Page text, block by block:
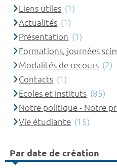
Liens utiles (1)
Actualités (1)
Présentation (1)
Formations, journées
Modalités de recours (2)
Contacts (1)
Ecoles et instituts (85)
Notre politique - Notre
Vie étudiante (15)
Par date de création